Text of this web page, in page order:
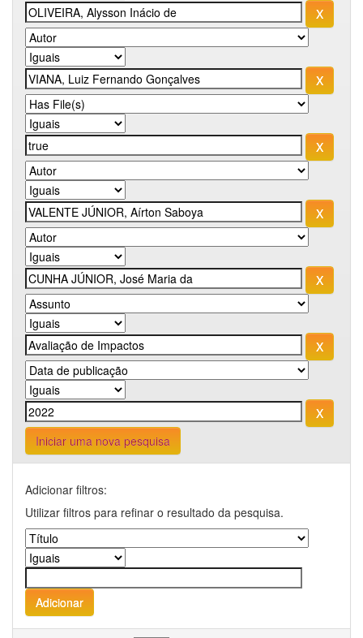
Iniciar uma nova pesquisa
Adicionar filtros:
Utilizar filtros para refinar o resultado da pesquisa.